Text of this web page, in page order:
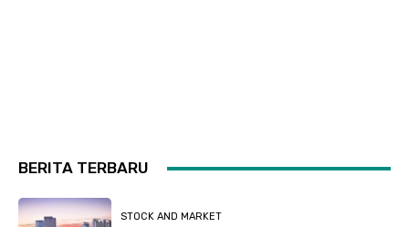
BERITA TERBARU
STOCK AND MARKET